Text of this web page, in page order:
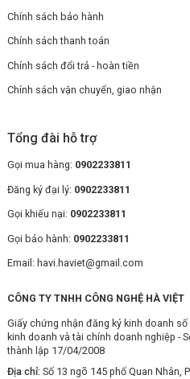
Chính sách bảo hành
Chính sách thanh toán
Chính sách đổi trả - hoàn tiền
Chính sách vận chuyển, giao nhận
Tổng đài hỗ trợ
Gọi mua hàng: 0902233811
Đăng ký đại lý: 0902233811
Gọi khiếu nại: 0902233811
Gọi bảo hành: 0902233811
Email: havi.haviet@gmail.com
CÔNG TY TNHH CÔNG NGHỆ HÀ VIỆT
Giấy chứng nhận đăng ký kinh doanh
kinh doanh và tài chính doanh nghiệp -
thành lập 17/04/2008
Địa chỉ: Số 13 ngõ 145 phố Quan Nhân,